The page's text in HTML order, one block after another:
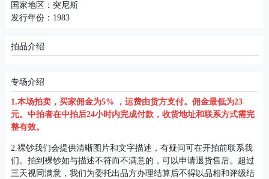
国家地区：突尼斯
发行年份：1983
拍品介绍
专场介绍
1.本场拍卖，买家佣金为5% ，运费由货方支付。佣金最低为23
元。中拍者在中拍后24小时内完成付款，收货地址和联系方式需完
整有效。
2.裸钞我们会提供清晰图片和文字描述，有疑问可在开拍前联系我
们。拍到裸钞如与描述不符而不满意的，可以申请退货售后。超过
三天视同满意，我们为委托出品方办理结算后不得以品相和评级结